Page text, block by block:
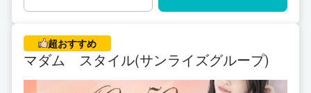
超おすすめ
マダム スタイル(サンライズグループ)